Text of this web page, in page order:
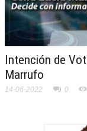
Intención de
Marrufo
14-06-2022 0